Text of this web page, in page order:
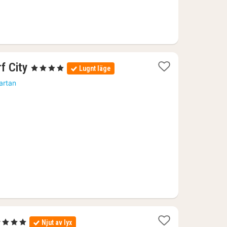
City 1
, 4 Stjärnor Lugnt läge
Stjärnor Njut av lyx